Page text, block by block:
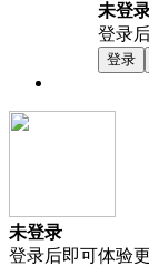
未登
登录
登录
未登录
登录后即可体验